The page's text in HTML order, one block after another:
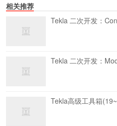
相关推荐
Tekla 二次开发：
Tekla 二次开发：
Tekla高级工具箱